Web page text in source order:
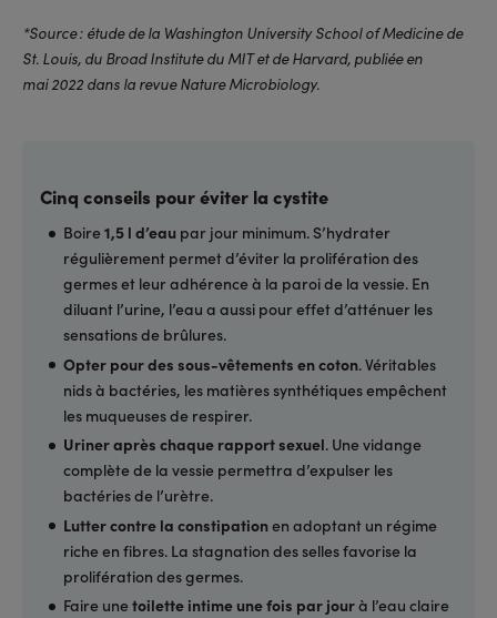
*Source : étude de la Washington University School of Medicine de
St. Louis, du Broad Institute du MIT et de Harvard, publiée en
mai 2022 dans la revue Nature Microbiology.
Cinq conseils pour éviter la cystite
Boire1,5 l d’eau par jour minimum. S’hydrater
régulièrement permet d’éviter la prolifération des
germes et leur adhérence à la paroi de la vessie. En
diluant l’urine, l’eau a aussi pour effet d’atténuer les
sensations de brûlures.
Opter pour des sous-vêtements en coton. Véritables
nids à bactéries, les matières synthétiques empêchent
les muqueuses de respirer.
Uriner après chaque rapport sexuel. Une vidange
complète de la vessie permettra d’expulser les
bactéries de l’urètre.
Lutter contre la constipationen adoptant un régime
riche en fibres. La stagnation des selles favorise la
prolifération des germes.
Faire unetoilette intime une fois par jourà l’eau claire